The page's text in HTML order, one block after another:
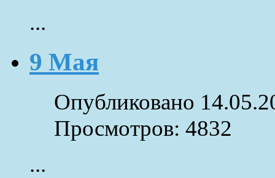
...
9 Мая
Опубликовано
Просмотров: 4832
...